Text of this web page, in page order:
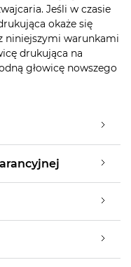
Jeśli w czasie
okaże się
niniejszymi warunkami
drukująca na
głowicę nowszego